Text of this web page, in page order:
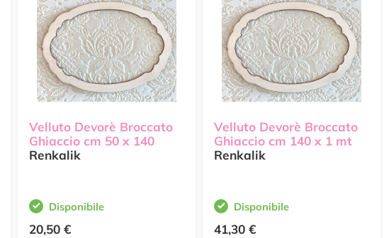
Velluto Devorè Broccato
Ghiaccio cm 50 x 140
Renkalik
Disponibile
20,50 €
Velluto Devorè Broccato
Ghiaccio cm 140 x 1 mt
Renkalik
Disponibile
41,30 €